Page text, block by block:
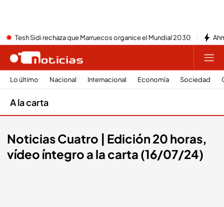
Tesh Sidi rechaza que Marruecos organice el Mundial 2030
Lo último Nacional Internacional Economía Sociedad
A la carta
Noticias Cuatro | Edición 20 horas,
vídeo íntegro a la carta (16/07/24)